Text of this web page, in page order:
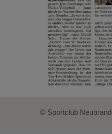
© Sportclub